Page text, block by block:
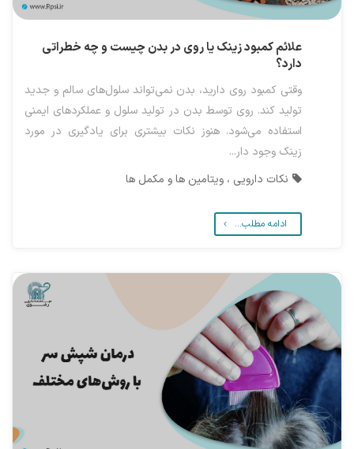
علائم کمبود زینک یا روی در بدن چیست و چه خطراتی
دارد؟
وقتی کمبود روی دارید، بدن نمی‌تواند سلول‌های سالم و جدید
تولید کند. روی توسط بدن در تولید سلول و عملکردهای ایمنی
استفاده می‌شود. هنوز نکات بیشتری برای یادگیری در مورد
زینک وجود دار...
نکات دارویی ، ویتامین ها و مکمل ها
ادامه مطلب...